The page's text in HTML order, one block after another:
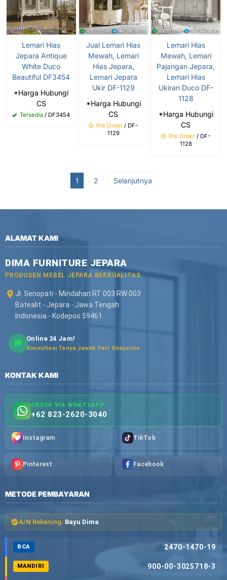
Lemari Hias
Jepara Antique
White Duco
Beautiful DF3454
*Harga Hubungi
CS
Tersedia / DF3454
Jual Lemari Hias
Mewah, Lemari
Hias Jepara,
Lemari Jepara
Ukir DF-1129
*Harga Hubungi
CS
Pre Order / DF-
1129
Lemari Hias
Mewah, Lemari
Pajangan Jepara,
Lemari Hias
Ukiran Duco DF-
1128
*Harga Hubungi
CS
Pre Order / DF-
1128
1 2 Selanjutnya
ALAMAT KAMI
DIMA FURNITURE JEPARA
PRODUSEN MEBEL JEPARA BERKUALITAS
Jl. Senopati - Mindahan RT 003 RW 003
Batealit - Jepara - Jawa Tengah
Indonesia - Kodepos 59461
Online 24 Jam!
Konsultasi Tanya Jawab Fast Response
KONTAK KAMI
ORDER VIA WHATSAPP
+62 823-2620-3040
Instagram TikTok
Pinterest Facebook
METODE PEMBAYARAN
A/N Rekening: Bayu Dima
BCA 2470-1470-19
MANDIRI 900-00-3025718-3